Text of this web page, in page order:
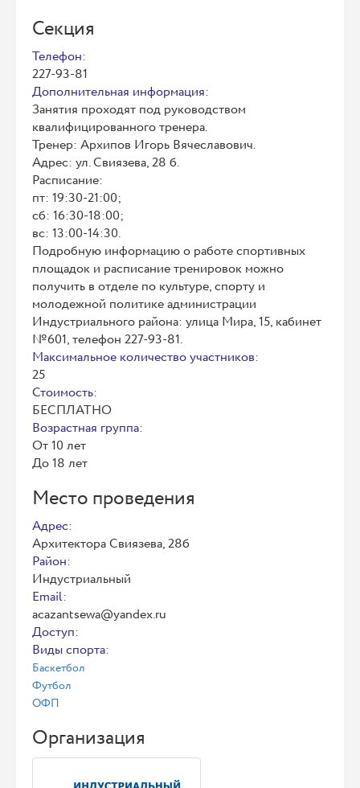
Секция
Телефон:
227-93-81
Дополнительная информация:
Занятия проходят под руководством
квалифицированного тренера.
Тренер: Архипов Игорь Вячеславович.
Адрес: ул. Свиязева, 28 б.
Расписание:
пт: 19:30-21:00;
сб: 16:30-18:00;
вс: 13:00-14:30.
Подробную информацию о работе спортивных
площадок и расписание тренировок можно
получить в отделе по культуре, спорту и
молодежной политике администрации
Индустриального района: улица Мира, 15, кабинет
№601, телефон 227-93-81.
Максимальное количество участников:
25
Стоимость:
БЕСПЛАТНО
Возрастная группа:
От 10 лет
До 18 лет
Место проведения
Адрес:
Архитектора Свиязева, 28б
Район:
Индустриальный
Email:
acazantsewa@yandex.ru
Доступ:
Виды спорта:
Баскетбол
Футбол
ОФП
Организация